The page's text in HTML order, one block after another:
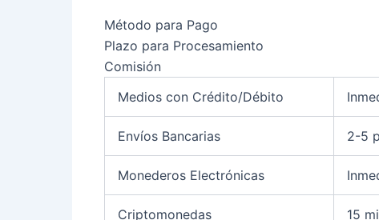
Método para Pago
Plazo para Procesamiento
Comisión
Medios con Crédito/Débito
Envíos Bancarias 2-5
Monederos Electrónicas
Criptomonedas 15